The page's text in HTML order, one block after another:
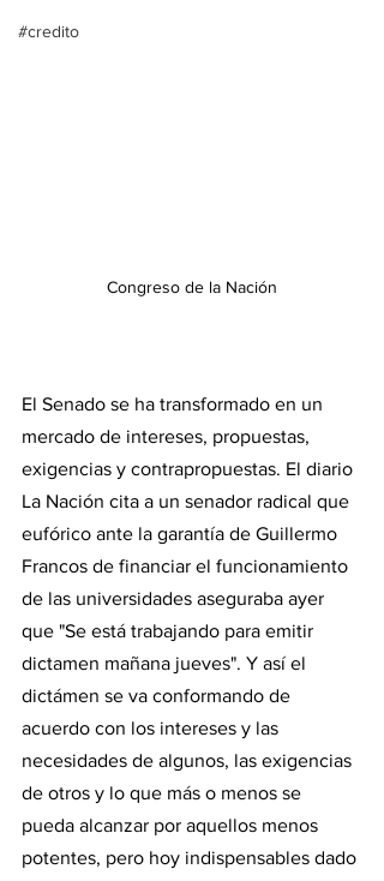
#credito
Congreso de la Nación
El Senado se ha transformado en un
mercado de intereses, propuestas,
exigencias y contrapropuestas. El diario
La Nación cita a un senador radical que
eufórico ante la garantía de Guillermo
Francos de financiar el funcionamiento
de las universidades aseguraba ayer
que "Se está trabajando para emitir
dictamen mañana jueves". Y así el
dictámen se va conformando de
acuerdo con los intereses y las
necesidades de algunos, las exigencias
de otros y lo que más o menos se
pueda alcanzar por aquellos menos
potentes, pero hoy indispensables dado